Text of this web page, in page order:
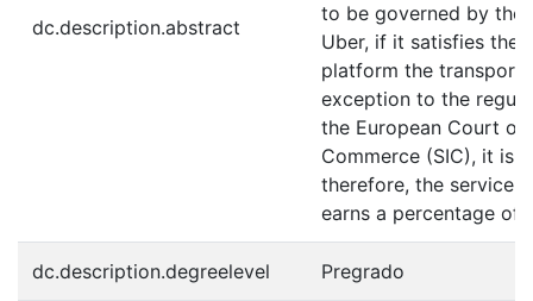
dc.description.abstract
to be governed by the
Uber, if it satisfies the
platform the transport
exception to the
the European Court of
Commerce (SIC), it is
therefore, the service
earns a percentage of
dc.description.degreelevel Pregrado